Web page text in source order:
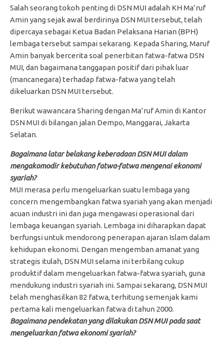
Salah seorang tokoh penting di DSN MUI adalah KH Ma’ruf
Amin yang sejak awal berdirinya DSN MUI tersebut, telah
dipercaya sebagai Ketua Badan Pelaksana Harian (BPH)
lembaga tersebut sampai sekarang. Kepada Sharing, Maruf
Amin banyak bercerita soal penerbitan fatwa-fatwa DSN
MUI, dan bagaimana tanggapan positif dari pihak luar
(mancanegara) terhadap fatwa-fatwa yang telah
dikeluarkan DSN MUI tersebut.
Berikut wawancara Sharing dengan Ma’ruf Amin di Kantor
DSN MUI di bilangan jalan Dempo, Manggarai, Jakarta
Selatan.
Bagaimana latar belakang keberadaan DSN MUI dalam
mengakomodir kebutuhan fatwa-fatwa mengenai ekonomi
syariah?
MUI merasa perlu mengeluarkan suatu lembaga yang
concern mengembangkan fatwa syariah yang akan menjadi
acuan industri ini dan juga mengawasi operasional dari
lembaga keuangan syariah. Lembaga ini diharapkan dapat
berfungsi untuk mendorong penerapan ajaran Islam dalam
kehidupan ekonomi. Dengan mengemban amanat yang
strategis itulah, DSN MUI selama ini terbilang cukup
produktif dalam mengeluarkan fatwa-fatwa syariah, guna
mendukung industri syariah ini. Sampai sekarang, DSN MUI
telah menghasilkan 82 fatwa, terhitung semenjak kami
pertama kali mengeluarkan fatwa di tahun 2000.
Bagaimana pendekatan yang dilakukan DSN MUI pada saat
mengeluarkan fatwa ekonomi syariah?